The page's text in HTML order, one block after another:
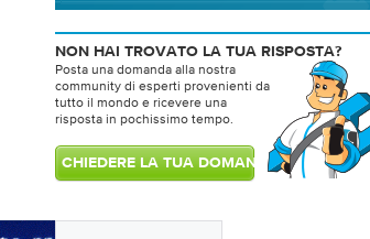
NON HAI TROVATO LA TUA RISPOSTA?
Posta una domanda alla nostra
community di esperti provenienti da
tutto il mondo e ricevere una
risposta in pochissimo tempo.